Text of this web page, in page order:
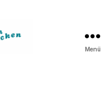
Menü